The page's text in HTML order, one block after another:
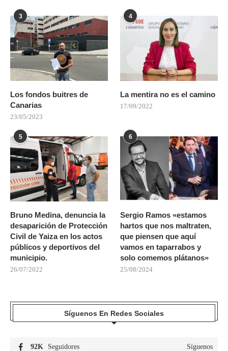
3
Los fondos buitres de
Canarias
23/05/2023
4
La mentira no es el camino
17/09/2022
5
Bruno Medina, denuncia la
desaparición de Protección
Civil de Yaiza en los actos
públicos y deportivos del
municipio.
26/07/2022
6
Sergio Ramos «estamos
hartos que nos maltraten,
que piensen que aquí
vamos en taparrabos y
solo comemos plátanos»
25/08/2024
Síguenos En Redes Sociales
92K Seguidores Síguenos